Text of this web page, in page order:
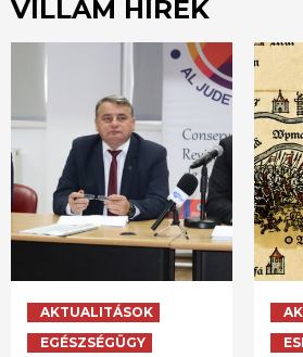
VILLÁM HÍREK
AKTUALITÁSOK
EGÉSZSÉGÜGY